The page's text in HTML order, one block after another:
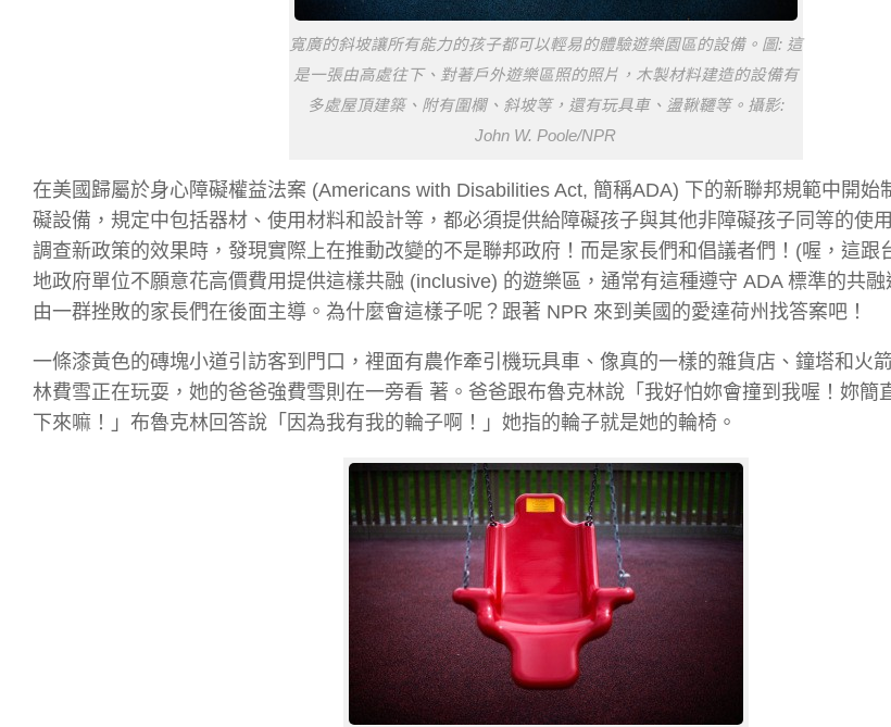
寬廣的斜坡讓所有能力的孩子都可以輕易的體驗遊樂園區的設備。圖: 這
是一張由高處往下、對著戶外遊樂區照的照片，木製材料建造的設備有
多處屋頂建築、附有圍欄、斜坡等，還有玩具車、盪鞦韆等。攝影:
John W. Poole/NPR
在美國歸屬於身心障礙權益法案 (Americans with Disabilities Act, 簡稱ADA) 下的新聯邦規範中開始
礙設備，規定中包括器材、使用材料和設計等，都必須提供給障礙孩子與其他非障礙孩子同等的使
調查新政策的效果時，發現實際上在推動改變的不是聯邦政府！而是家長們和倡議者們！(喔，這跟
地政府單位不願意花高價費用提供這樣共融 (inclusive) 的遊樂區，通常有這種遵守 ADA 標準的共
由一群挫敗的家長們在後面主導。為什麼會這樣子呢？跟著 NPR 來到美國的愛達荷州找答案吧！
一條漆黃色的磚塊小道引訪客到門口，裡面有農作牽引機玩具車、像真的一樣的雜貨店、鐘塔和火
林費雪正在玩耍，她的爸爸強費雪則在一旁看 著。爸爸跟布魯克林說「我好怕妳會撞到我喔！妳簡
下來嘛！」布魯克林回答說「因為我有我的輪子啊！」她指的輪子就是她的輪椅。